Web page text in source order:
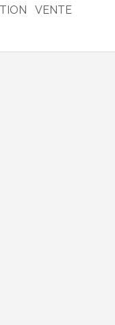
VENTE